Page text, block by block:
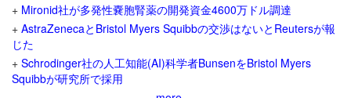
+ Mironid社が多発性嚢胞腎薬の開発資金4600万ドル調達
+ AstraZenecaとBristol Myers Squibbの交渉はないとReutersが報
じた
+ Schrodinger社の人工知能(AI)科学者BunsenをBristol Myers
Squibbが研究所で採用